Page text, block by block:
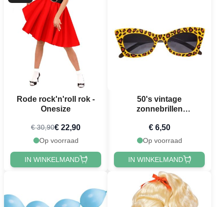
Rode rock'n'roll rok -
Onesize
€ 30,90€ 22,90
Op voorraad
IN WINKELMAND
50's vintage
zonnebrillen
€ 6,50
Op voorraad
IN WINKELMAND